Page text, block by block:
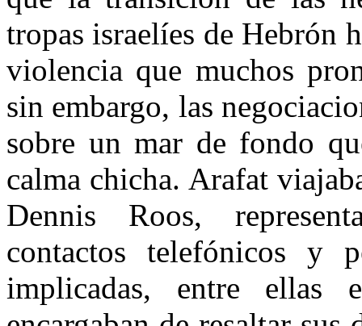
tropas israelíes de Hebrón
violencia que muchos
sin embargo, las
sobre un mar de fondo
calma chicha. Arafat
Dennis Roos,
contactos telefónicos y
implicadas, entre ellas